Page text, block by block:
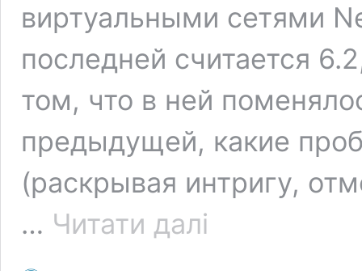
виртуальными сетями
последней считается
том, что в ней
предыдущей, какие
(раскрывая интригу,
… Читати далі